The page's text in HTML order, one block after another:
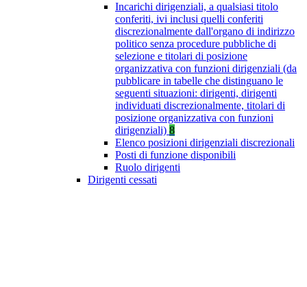
Incarichi dirigenziali, a qualsiasi titolo
conferiti, ivi inclusi quelli conferiti
discrezionalmente dall'organo di indirizzo
politico senza procedure pubbliche di
selezione e titolari di posizione
organizzativa con funzioni dirigenziali (da
pubblicare in tabelle che distinguano le
seguenti situazioni: dirigenti, dirigenti
individuati discrezionalmente, titolari di
posizione organizzativa con funzioni
dirigenziali) 8
Elenco posizioni dirigenziali discrezionali
Posti di funzione disponibili
Ruolo dirigenti
Dirigenti cessati